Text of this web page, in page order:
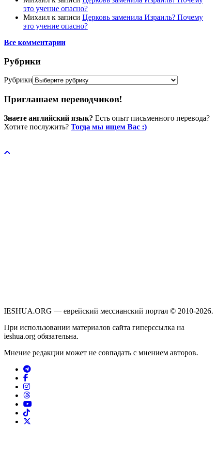
это учение опасно?
Михаил к записи Церковь заменила Израиль? Почему
это учение опасно?
Все комментарии
Рубрики
Рубрики
Приглашаем переводчиков!
Знаете английский язык? Есть опыт письменного перевода?
Хотите послужить? Тогда мы ищем Вас :)
IESHUA.ORG — еврейский мессианский портал © 2010-2026.
При использовании материалов сайта гиперссылка на
ieshua.org обязательна.
Мнение редакции может не совпадать с мнением авторов.